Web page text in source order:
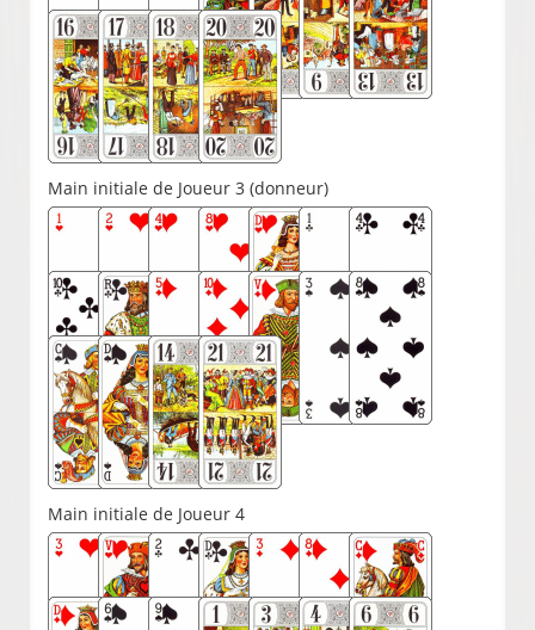
Main initiale de Joueur 3 (donneur)
Main initiale de Joueur 4